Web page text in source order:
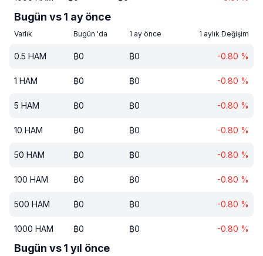
Bugün vs 1 ay önce
Varlık Bugün 'da 1 ay önce 1 aylık Değişim
0.5 HAM ₿0 ₿0 -0.80 %
1 HAM ₿0 ₿0 -0.80 %
5 HAM ₿0 ₿0 -0.80 %
10 HAM ₿0 ₿0 -0.80 %
50 HAM ₿0 ₿0 -0.80 %
100 HAM ₿0 ₿0 -0.80 %
500 HAM ₿0 ₿0 -0.80 %
1000 HAM ₿0 ₿0 -0.80 %
Bugün vs 1 yıl önce